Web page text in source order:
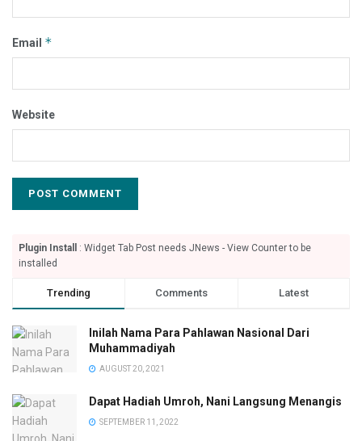
Email *
Website
Plugin Install
: Widget Tab Post needs JNews - View Counter to be
installed
Trending Comments Latest
Inilah Nama Para Pahlawan Nasional Dari
Muhammadiyah
AUGUST 20, 2021
Dapat Hadiah Umroh, Nani Langsung Menangis
SEPTEMBER 11, 2022